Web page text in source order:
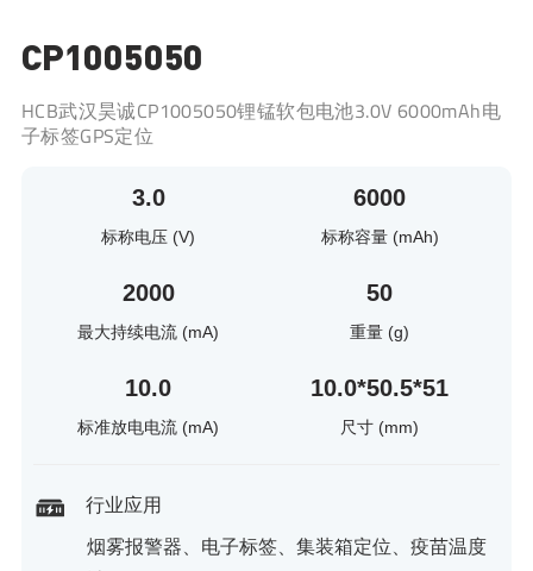
CP1005050
HCB武汉昊诚CP1005050锂锰软包电池3.0V 6000mAh电
子标签GPS定位
3.0
标称电压 (V)
6000
标称容量 (mAh)
2000
最大持续电流 (mA)
50
重量 (g)
10.0
标准放电电流 (mA)
10.0*50.5*51
尺寸 (mm)
行业应用
烟雾报警器、电子标签、集装箱定位、疫苗温度